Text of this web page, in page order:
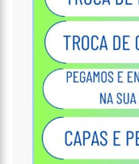
VIOLINISTA
DEPUTADO
14:31
COMEÇA NA
MASSA CONTRA A
11:41
MORRE OTÁVIO
AFILIADA DO SBT EM